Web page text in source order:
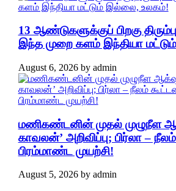
13 ஆண்டுகளுக்குப் பிறகு
இந்த முறை களம் இந்தியா
August 6, 2026by admin
மணிகண்டனின் முதல் முழுநீள
காவலன்’ அறிவிப்பு; பிர்லா –
பிரம்மாண்ட முயற்சி!
August 5, 2026by admin